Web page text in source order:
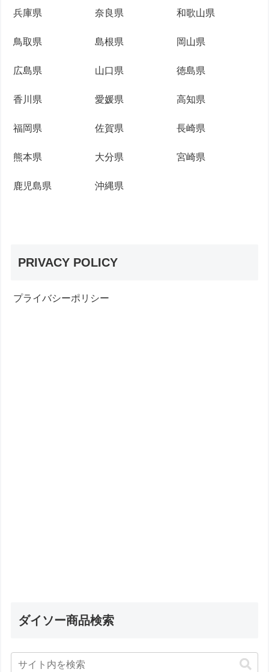
兵庫県 奈良県 和歌山県
鳥取県 島根県 岡山県
広島県 山口県 徳島県
香川県 愛媛県 高知県
福岡県 佐賀県 長崎県
熊本県 大分県 宮崎県
鹿児島県 沖縄県
PRIVACY POLICY
プライバシーポリシー
ダイソー商品検索